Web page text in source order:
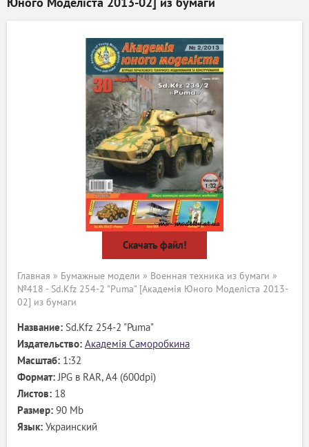
Юного Моделіста 2013-02] из бумаги
Скачать файл!
Главная » Бумажные модели » Военная техника из бумаги »
№418 - Sd.Kfz 254-2 "Puma" [Академія Юного Моделіста 2013-
02] из бумаги
Название: Sd.Kfz 254-2 "Puma"
Издательство: Академія Саморобкина
Масштаб: 1:32
Формат:JPG в RAR, А4 (600dpi)
Листов: 18
Размер: 90 Mb
Язык: Украинский